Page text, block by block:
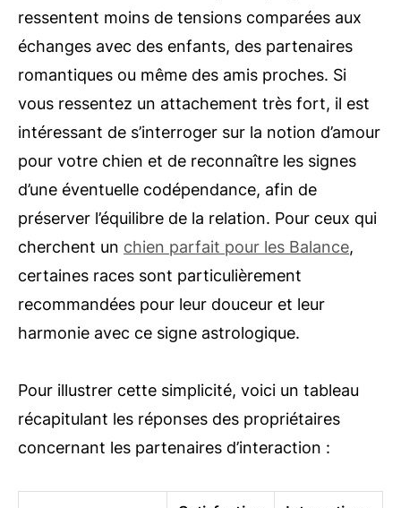
ressentent moins de tensions comparées aux
échanges avec des enfants, des partenaires
romantiques ou même des amis proches. Si
vous ressentez un attachement très fort, il est
intéressant de s’interroger sur la notion d’amour
pour votre chien et de reconnaître les signes
d’une éventuelle codépendance, afin de
préserver l’équilibre de la relation. Pour ceux qui
cherchent un chien parfait pour les Balance,
certaines races sont particulièrement
recommandées pour leur douceur et leur
harmonie avec ce signe astrologique.
Pour illustrer cette simplicité, voici un tableau
récapitulant les réponses des propriétaires
concernant les partenaires d’interaction :